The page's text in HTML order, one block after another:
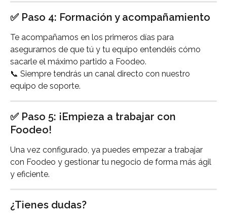
✅ Paso 4: Formación y acompañamiento
Te acompañamos en los primeros días para
asegurarnos de que tú y tu equipo entendéis cómo
sacarle el máximo partido a Foodeo.
📞 Siempre tendrás un canal directo con nuestro
equipo de soporte.
✅ Paso 5: ¡Empieza a trabajar con
Foodeo!
Una vez configurado, ya puedes empezar a trabajar
con Foodeo y gestionar tu negocio de forma más ágil
y eficiente.
¿Tienes dudas?